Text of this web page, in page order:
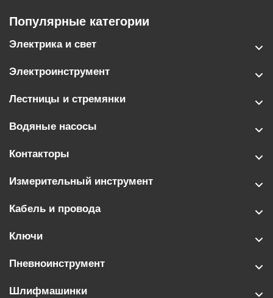
Популярные категории
Электрика и свет
Электроинструмент
Лестницы и стремянки
Водяные насосы
Контакторы
Измерительный инструмент
Кабель и провода
Ключи
Пневноинструмент
Шлифмашинки